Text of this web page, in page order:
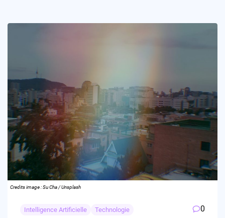
Credits image : Su Cha / Unsplash
Intelligence Artificielle Technologie 0